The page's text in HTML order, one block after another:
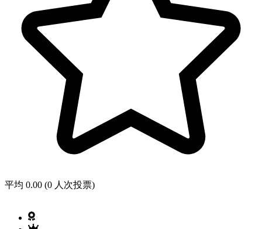
平均 0.00 (0 人次投票)